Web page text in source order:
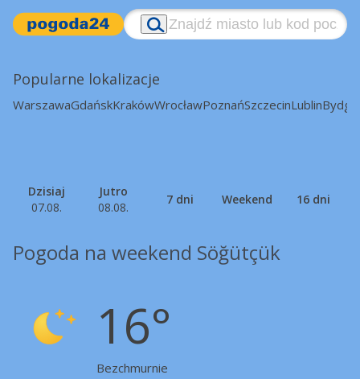
Popularne lokalizacje
WarszawaGdańskKrakówWrocławPoznańSzczecinLublin
Dzisiaj
07.08.
Jutro
08.08.
7 dni Weekend 16 dni
Pogoda na weekend Söğütçük
16°
Bezchmurnie